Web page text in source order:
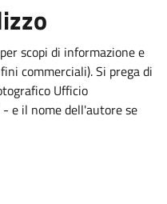
scopi di informazione e
commerciali). Si prega di
Ufficio
e il nome dell'autore se